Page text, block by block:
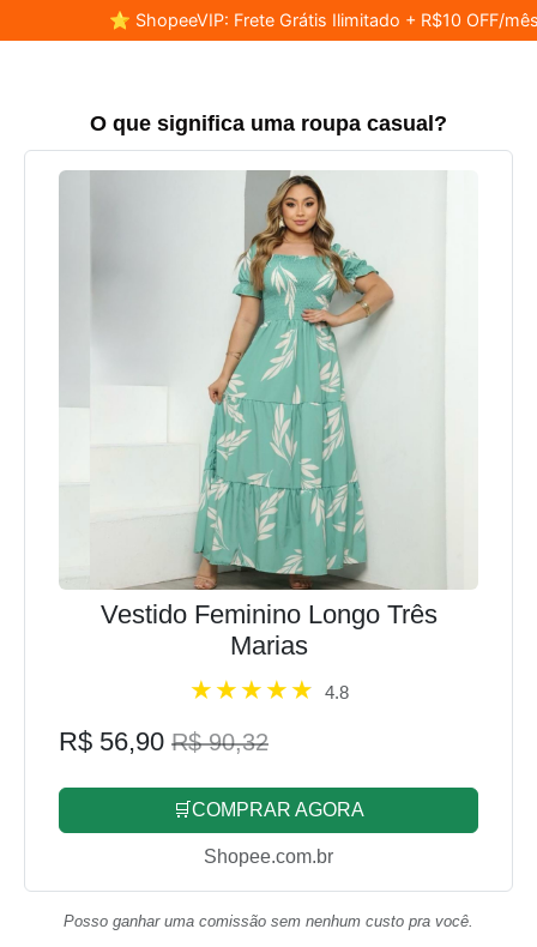
⭐ ShopeeVIP: Frete Grátis Ilimitado + R$10 OFF/
O que significa uma roupa casual?
Vestido Feminino Longo Três
Marias
4.8
R$ 56,90 R$ 90,32
🛒COMPRAR AGORA
Shopee.com.br
Posso ganhar uma comissão sem nenhum custo pra você.